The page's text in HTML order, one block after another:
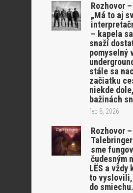
Rozhovor –
„Má to aj
– kapela
snaží
pomyselný
stále sa
začiatku
niekde
bažinách
feb 8, 2026
Rozhovor –
sme
čudesným
LËS a vždy
to vyslovili,
do